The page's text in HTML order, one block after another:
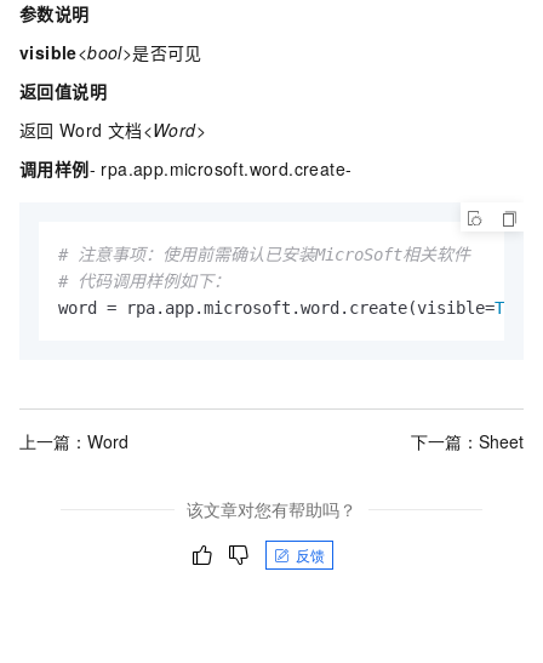
参数说明
visible<bool>是否可见
返回值说明
返回 Word 文档<Word>
调用样例- rpa.app.microsoft.word.create-
# 注意事项：使用前需确认已安装MicroSoft相关软件
# 代码调用样例如下：
word = rpa.app.microsoft.word.create(visible=True
上一篇： Word 下一篇： Sheet
该文章对您有帮助吗？
反馈